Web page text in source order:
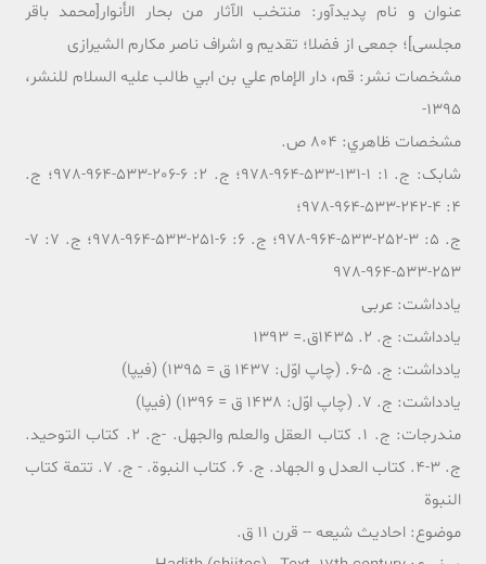
عنوان و نام پديدآور: منتخب الآثار من بحار الأنوار[محمد باقر
مجلسی]؛ جمعی از فضلا؛ تقدیم و اشراف ناصر مکارم الشیرازی
مشخصات نشر: قم، دار الإمام علي بن ابي طالب عليه السلام للنشر،
1395-
مشخصات ظاهري: 804 ص.
شابک: ج. 1: 1-131-533-964-978؛ ج. 2: 6-206-533-964-978؛ ج.
4: 4-242-533-964-978؛
ج. 5: 3-252-533-964-978؛ ج. 6: 6-251-533-964-978؛ ج. 7: 7-
253-533-964-978
یادداشت: عربی
یادداشت: ج. 2. 1435ق.= 1393
یادداشت: ج. 5-6. (چاپ اوّل: 1437 ق = 1395) (فیپا)
يادداشت: ج. 7. (چاپ اوّل: 1438 ق = 1396) (فیپا)
مندرجات: ج. 1. کتاب العقل والعلم والجهل. -ج. 2. کتاب التوحید.
ج. 3-4. کتاب العدل و الجهاد. ج. 6. کتاب النبوة. - ج. 7. تتمة کتاب
النبوة
موضوع: احاديث شيعه -- قرن 11 ق.